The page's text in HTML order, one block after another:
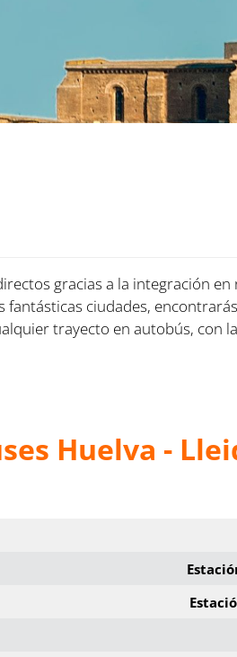
gracias a la integración
ciudades,
trayecto en autobús, con
Huelva -